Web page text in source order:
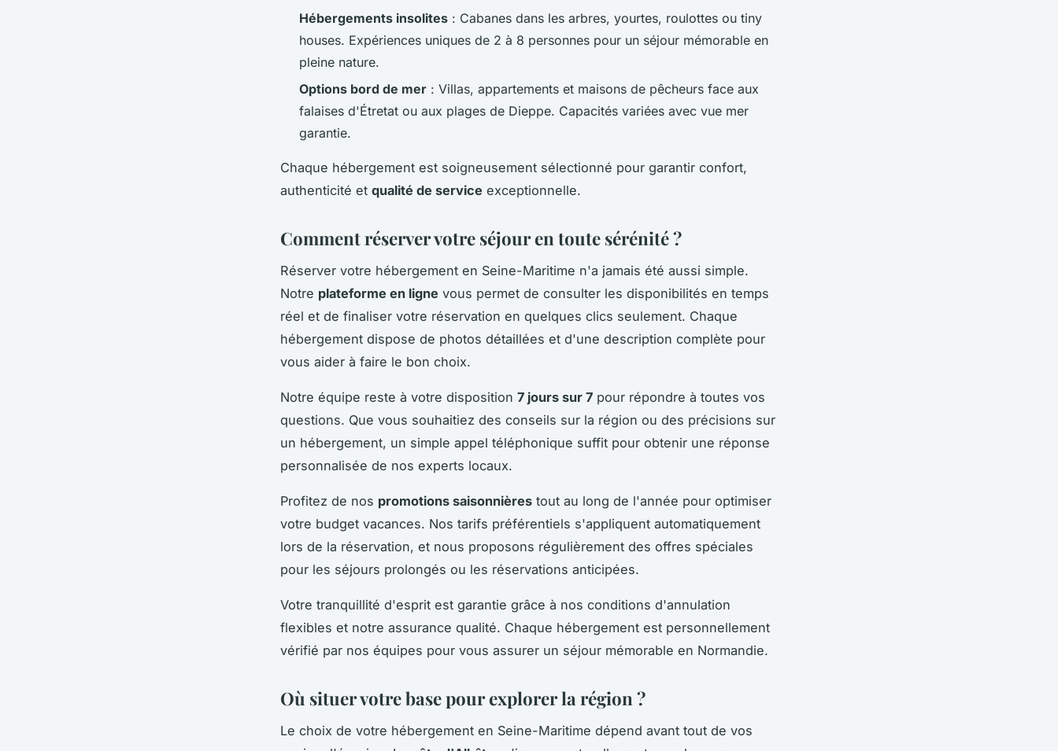
Hébergements insolites : Cabanes dans les arbres, yourtes, roulottes ou tiny
houses. Expériences uniques de 2 à 8 personnes pour un séjour mémorable en
pleine nature.
Options bord de mer : Villas, appartements et maisons de pêcheurs face aux
falaises d'Étretat ou aux plages de Dieppe. Capacités variées avec vue mer
garantie.
Chaque hébergement est soigneusement sélectionné pour garantir confort,
authenticité et qualité de service exceptionnelle.
Comment réserver votre séjour en toute sérénité ?
Réserver votre hébergement en Seine-Maritime n'a jamais été aussi simple.
Notre plateforme en ligne vous permet de consulter les disponibilités en temps
réel et de finaliser votre réservation en quelques clics seulement. Chaque
hébergement dispose de photos détaillées et d'une description complète pour
vous aider à faire le bon choix.
Notre équipe reste à votre disposition 7 jours sur 7 pour répondre à toutes vos
questions. Que vous souhaitiez des conseils sur la région ou des précisions sur
un hébergement, un simple appel téléphonique suffit pour obtenir une réponse
personnalisée de nos experts locaux.
Profitez de nos promotions saisonnières tout au long de l'année pour optimiser
votre budget vacances. Nos tarifs préférentiels s'appliquent automatiquement
lors de la réservation, et nous proposons régulièrement des offres spéciales
pour les séjours prolongés ou les réservations anticipées.
Votre tranquillité d'esprit est garantie grâce à nos conditions d'annulation
flexibles et notre assurance qualité. Chaque hébergement est personnellement
vérifié par nos équipes pour vous assurer un séjour mémorable en Normandie.
Où situer votre base pour explorer la région ?
Le choix de votre hébergement en Seine-Maritime dépend avant tout de vos